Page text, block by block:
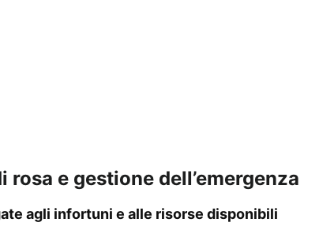
rosa e gestione dell’emergenza
agli infortuni e alle risorse disponibili